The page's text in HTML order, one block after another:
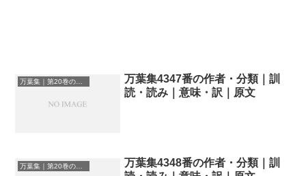
万葉集｜第20巻の和歌一覧
万葉集4347番の作者・分類｜訓
読・読み｜意味・訳｜原文
万葉集｜第20巻の和歌一覧
万葉集4348番の作者・分類｜訓